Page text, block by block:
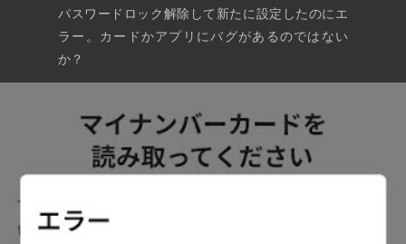
パスワードロック解除して新たに設定したのにエ
ラー。カードかアプリにバグがあるのではない
か？